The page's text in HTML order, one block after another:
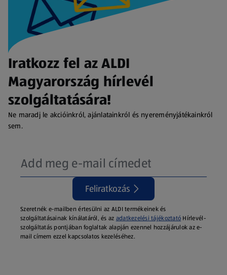
Iratkozz fel az ALDI
Magyarország hírlevél
szolgáltatására!
Ne maradj le akcióinkról, ajánlatainkról és nyereményjátékainkról
sem.
Feliratkozás
Szeretnék e-mailben értesülni az ALDI termékeinek és
szolgáltatásainak kínálatáról, és az adatkezelési tájékoztató Hírlevél-
szolgáltatás pontjában foglaltak alapján ezennel hozzájárulok az e-
mail címem ezzel kapcsolatos kezeléséhez.